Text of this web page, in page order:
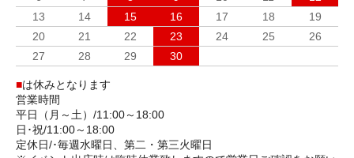
13
14 15 16 17 18
19
20
21 22 23 24 25
26
27
28 29 30
■は休みとなります
営業時間
平日（月～土）/11:00～18:00
日･祝/11:00～18:00
定休日/･毎週水曜日、第二・第三火曜日